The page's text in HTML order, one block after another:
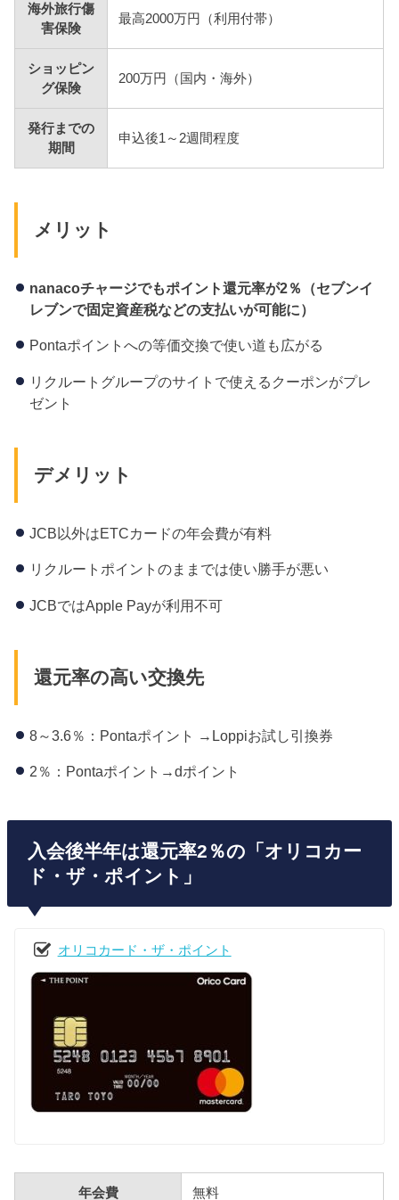
海外旅行傷
害保険
最高2000万円（利用付帯）
ショッピン
グ保険
200万円（国内・海外）
発行までの
期間
申込後1～2週間程度
メリット
nanacoチャージでもポイント還元率が2％（セブンイ
レブンで固定資産税などの支払いが可能に）
Pontaポイントへの等価交換で使い道も広がる
リクルートグループのサイトで使えるクーポンがプレ
ゼント
デメリット
JCB以外はETCカードの年会費が有料
リクルートポイントのままでは使い勝手が悪い
JCBではApple Payが利用不可
還元率の高い交換先
8～3.6％：Pontaポイント →Loppiお試し引換券
2％：Pontaポイント→dポイント
入会後半年は還元率2％の「オリコカー
ド・ザ・ポイント」
オリコカード・ザ・ポイント
年会費 無料